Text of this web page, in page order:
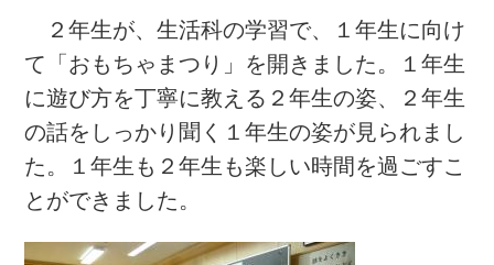
２年生が、生活科の学習で、１年生に向け
て「おもちゃまつり」を開きました。１年生
に遊び方を丁寧に教える２年生の姿、２年生
の話をしっかり聞く１年生の姿が見られまし
た。１年生も２年生も楽しい時間を過ごすこ
とができました。